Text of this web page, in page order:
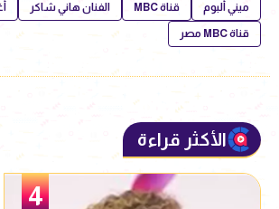
ميني ألبوم قناة MBC الفنان هاني شاكر
قناة MBC مصر
الأكثر قراءة
5